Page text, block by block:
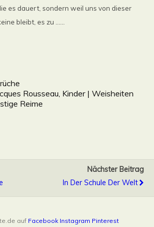
es dauert, sondern weil uns von dieser
bleibt, es zu ......
Rousseau Kinder | Weisheiten
Reime
Nächster Beitrag
In Der Schule Der Welt
auf Facebook Instagram Pinterest